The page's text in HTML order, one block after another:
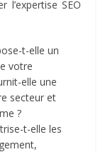
l’expertise SEO
t-elle un
votre
elle une
secteur et
?
t-elle les